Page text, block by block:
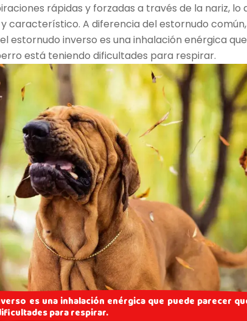
rápidas y forzadas a través de la nariz, lo
característico. A diferencia del estornudo
estornudo inverso es una inhalación enérgica
está teniendo dificultades para respirar.
es una inhalación enérgica que puede parecer
para respirar.